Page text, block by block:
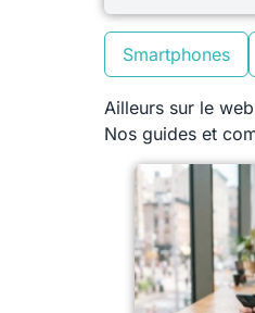
Smartphones
Ailleurs sur le web
Nos guides et